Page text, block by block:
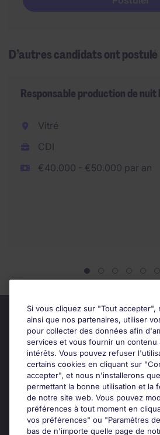
D’autres candidats ont postulé
Responsable production de nuit
Vitré
CDI
€40.000 - €50.000 par an
Candidats
Entreprises
Si vous cliquez sur "Tout accepter",
ainsi que nos partenaires, utiliser
pour collecter des données afin
services et vous fournir un contenu
intérêts. Vous pouvez refuser
certains cookies en cliquant sur
accepter", et nous n'installerons
permettant la bonne utilisation et la
de notre site web. Vous pouvez
préférences à tout moment en
vos préférences" ou "Paramètres
bas de n'importe quelle page de